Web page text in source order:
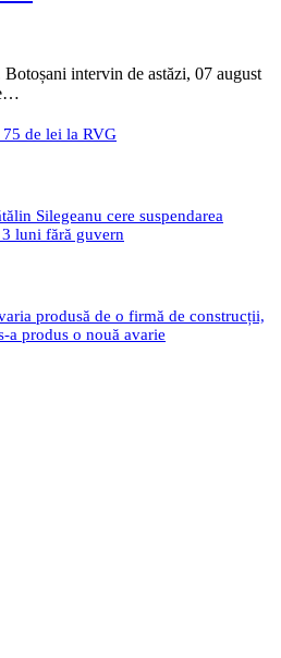
intervin de astăzi, 07 august
de lei la RVG
Silegeanu cere suspendarea
3 luni fără guvern
produsă de o firmă de construcții,
a produs o nouă avarie